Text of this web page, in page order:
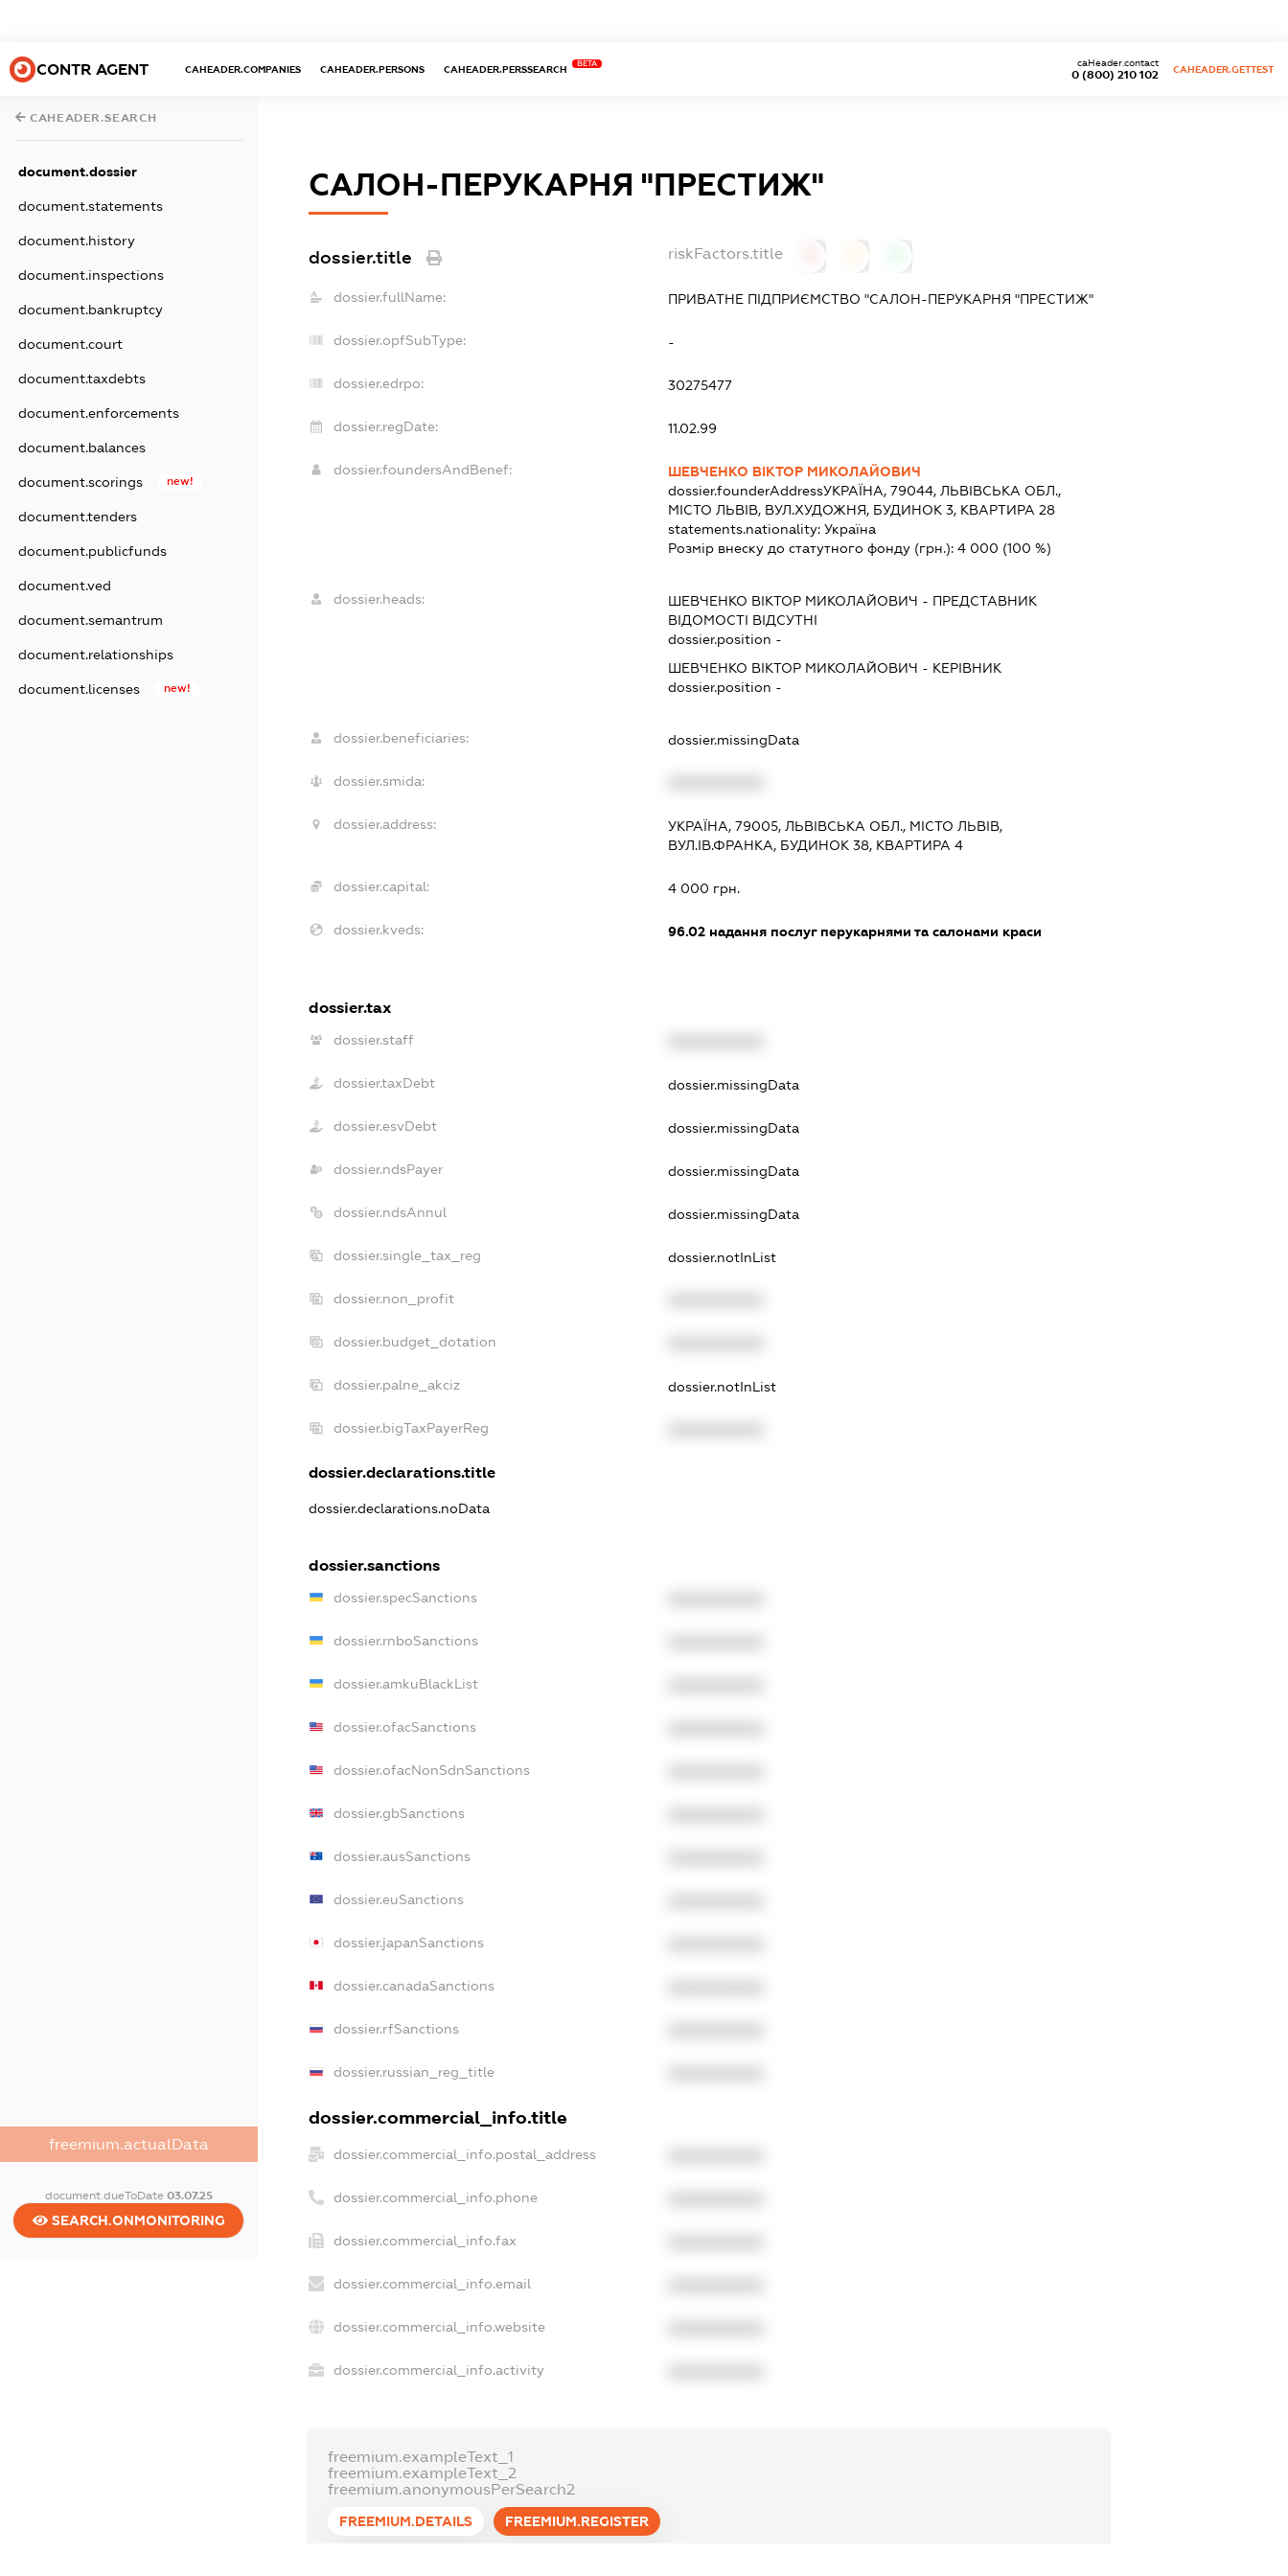
CONTR AGENT CAHEADER.COMPANIES CAHEADER.PERSONS CAHEADER.PERSSEARCH
BETA
0 (800) 210 102
caHeader.contact
CAHEADER.GETTEST
CAHEADER.SEARCH
document.dossier
document.statements
document.history
document.inspections
document.bankruptcy
document.court
document.taxdebts
document.enforcements
document.balances
document.scorings new!
document.tenders
document.publicfunds
document.ved
document.semantrum
document.relationships
document.licenses new!
freemium.actualData
document.dueToDate 03.07.25
SEARCH.ONMONITORING
САЛОН-ПЕРУКАРНЯ "ПРЕСТИЖ"
dossier.title riskFactors.title
dossier.fullName: ПРИВАТНЕ ПІДПРИЄМСТВО "САЛОН-ПЕРУКАРНЯ "ПРЕСТИЖ"
dossier.opfSubType: -
dossier.edrpo: 30275477
dossier.regDate: 11.02.99
dossier.foundersAndBenef:
ШЕВЧЕНКО ВІКТОР МИКОЛАЙОВИЧ
dossier.founderAddressУКРАЇНА, 79044, ЛЬВІВСЬКА ОБЛ.,
МІСТО ЛЬВІВ, ВУЛ.ХУДОЖНЯ, БУДИНОК 3, КВАРТИРА 28
statements.nationality:Україна
Розмір внеску до статутного фонду (грн.):4 000 (100 %)
dossier.heads: ШЕВЧЕНКО ВІКТОР МИКОЛАЙОВИЧ - ПРЕДСТАВНИК
ВІДОМОСТІ ВІДСУТНІ
dossier.position -
ШЕВЧЕНКО ВІКТОР МИКОЛАЙОВИЧ - КЕРІВНИК
dossier.position -
dossier.beneficiaries: dossier.missingData
dossier.smida:
dossier.address:
УКРАЇНА, 79005, ЛЬВІВСЬКА ОБЛ., МІСТО ЛЬВІВ,
ВУЛ.ІВ.ФРАНКА, БУДИНОК 38, КВАРТИРА 4
dossier.capital: 4 000 грн.
dossier.kveds: 96.02 надання послуг перукарнями та салонами краси
dossier.tax
dossier.staff
dossier.taxDebt dossier.missingData
dossier.esvDebt dossier.missingData
dossier.ndsPayer dossier.missingData
dossier.ndsAnnul dossier.missingData
dossier.single_tax_reg dossier.notInList
dossier.non_profit
dossier.budget_dotation
dossier.palne_akciz dossier.notInList
dossier.bigTaxPayerReg
dossier.declarations.title
dossier.declarations.noData
dossier.sanctions
dossier.specSanctions
dossier.rnboSanctions
dossier.amkuBlackList
dossier.ofacSanctions
dossier.ofacNonSdnSanctions
dossier.gbSanctions
dossier.ausSanctions
dossier.euSanctions
dossier.japanSanctions
dossier.canadaSanctions
dossier.rfSanctions
dossier.russian_reg_title
dossier.commercial_info.title
dossier.commercial_info.postal_address
dossier.commercial_info.phone
dossier.commercial_info.fax
dossier.commercial_info.email
dossier.commercial_info.website
dossier.commercial_info.activity
freemium.exampleText_1
freemium.exampleText_2
freemium.anonymousPerSearch2
FREEMIUM.DETAILS FREEMIUM.REGISTER